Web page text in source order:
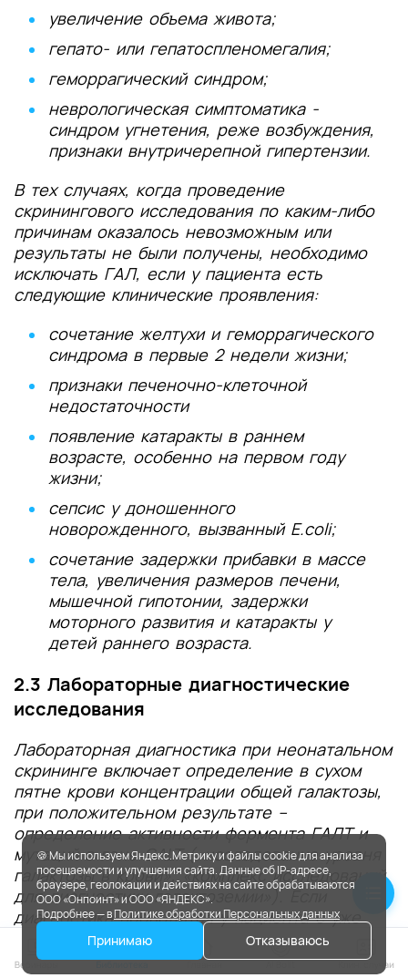
увеличение объема живота;
гепато- или гепатоспленомегалия;
геморрагический синдром;
неврологическая симптоматика -
синдром угнетения, реже возбуждения,
признаки внутричерепной гипертензии.
В тех случаях, когда проведение
скринингового исследования по каким-либо
причинам оказалось невозможным или
результаты не были получены, необходимо
исключать ГАЛ, если у пациента есть
следующие клинические проявления:
сочетание желтухи и геморрагического
синдрома в первые 2 недели жизни;
признаки печеночно-клеточной
недостаточности
появление катаракты в раннем
возрасте, особенно на первом году
жизни;
сепсис у доношенного
новорожденного, вызванный E.coli;
сочетание задержки прибавки в массе
тела, увеличения размеров печени,
мышечной гипотонии, задержки
моторного развития и катаракты у
детей раннего возраста.
2.3 Лабораторные диагностические
исследования
Лабораторная диагностика при неонатальном
скрининге включает определение в сухом
пятне крови концентрации общей галактозы,
при положительном результате –
определение активности фермента ГАЛТ и
мутаций в гене GALT («исследование уровня
галактозы в крови», «комплекс исследований
для диагностики галактоземии»). Если
диагностика проводится у пациента с уже
выявленными клиническими симптомами, на
фоне диетотерапии, инфузионной терапии,
🍪 Мы используем Яндекс.Метрику и файлы cookie для анализа
посещаемости и улучшения сайта. Данные об IP-адресе,
браузере, геолокации и действиях на сайте обрабатываются
ООО «Онпоинт» и ООО «ЯНДЕКС».
Подробнее — вПолитике обработки Персональных данных
Принимаю Отказываюсь